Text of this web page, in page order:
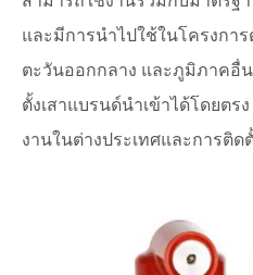
และมีการนำไปใช้ในโครงการ
ตะวันออกกลาง และภูมิภาคอื่
ตั้งเสาแบรนด์นำเข้าได้โดยตร
งานในต่างประเทศและการติด